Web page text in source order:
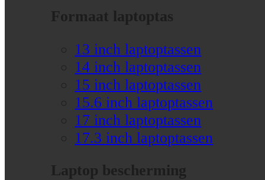
Formaat laptoptas
13 inch laptoptassen
14 inch laptoptassen
15 inch laptoptassen
15.6 inch laptoptassen
17 inch laptoptassen
17.3 inch laptoptassen
Laptop bescherming